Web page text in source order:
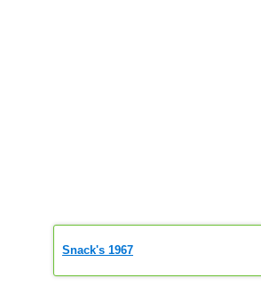
Snack's 1967